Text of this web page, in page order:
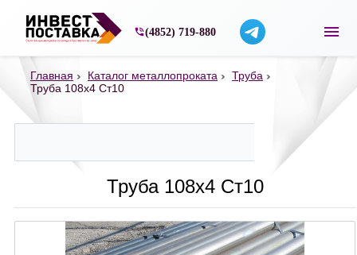
Строительные материалы со склада в
(4852) 719-880
Главная Каталог металлопроката
Труба
Труба 108х4 Ст10
Труба 108х4 Ст10